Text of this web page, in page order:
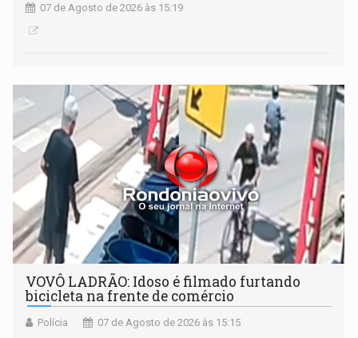
07 de Agosto de 2026 às 15:19
VOVÔ LADRÃO: Idoso é filmado furtando
bicicleta na frente de comércio
Polícia 07 de Agosto de 2026 às 15:15